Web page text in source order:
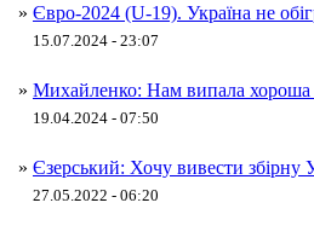
» Євро-2024 (U-19). Україна не
15.07.2024 - 23:07
» Михайленко: Нам випала
19.04.2024 - 07:50
» Єзерський: Хочу вивести збірну
27.05.2022 - 06:20